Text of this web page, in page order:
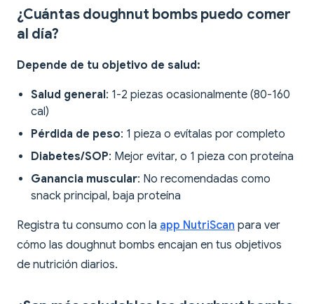
¿Cuántas doughnut bombs puedo comer
al día?
Depende de tu objetivo de salud:
Salud general: 1-2 piezas ocasionalmente (80-160
cal)
Pérdida de peso: 1 pieza o evítalas por completo
Diabetes/SOP: Mejor evitar, o 1 pieza con proteína
Ganancia muscular: No recomendadas como
snack principal, baja proteína
Registra tu consumo con la app NutriScan para ver
cómo las doughnut bombs encajan en tus objetivos
de nutrición diarios.